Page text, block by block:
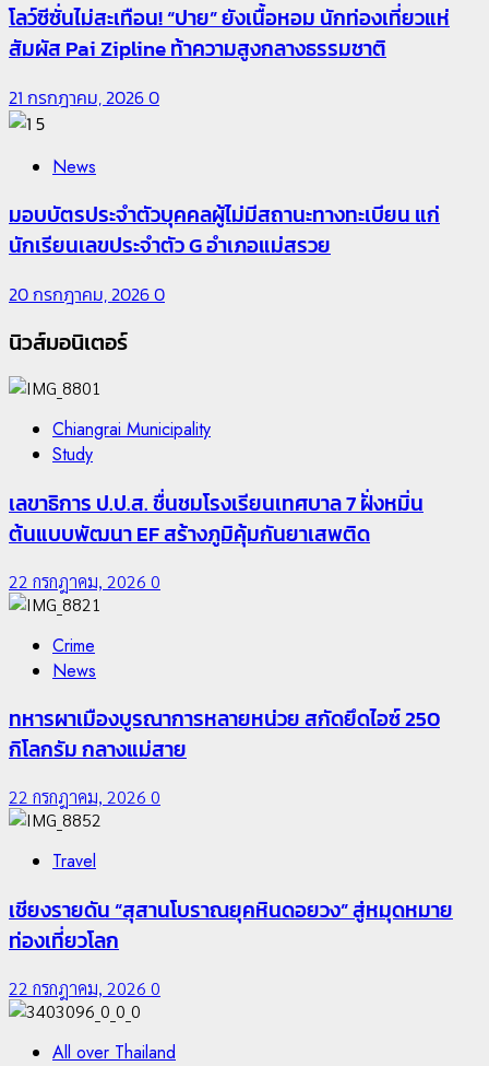
โลว์ซีซั่นไม่สะเทือน! “ปาย” ยังเนื้อหอม นักท่องเที่ยวแห่
สัมผัส Pai Zipline ท้าความสูงกลางธรรมชาติ
21 กรกฎาคม, 20260
5
News
มอบบัตรประจำตัวบุคคลผู้ไม่มีสถานะทางทะเบียน แก่
นักเรียนเลขประจำตัว G อำเภอแม่สรวย
20 กรกฎาคม, 20260
นิวส์มอนิเตอร์
Chiangrai Municipality
Study
เลขาธิการ ป.ป.ส. ชื่นชมโรงเรียนเทศบาล 7 ฝั่งหมิ่น
ต้นแบบพัฒนา EF สร้างภูมิคุ้มกันยาเสพติด
22 กรกฎาคม, 2026 0
Crime
News
ทหารผาเมืองบูรณาการหลายหน่วย สกัดยึดไอซ์ 250
กิโลกรัม กลางแม่สาย
22 กรกฎาคม, 2026 0
Travel
เชียงรายดัน “สุสานโบราณยุคหินดอยวง” สู่หมุดหมาย
ท่องเที่ยวโลก
22 กรกฎาคม, 2026 0
All over Thailand